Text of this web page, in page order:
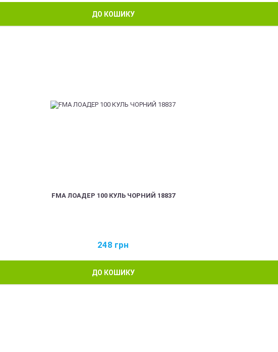
ДО КОШИКУ
FMA ЛОАДЕР 100 КУЛЬ ЧОРНИЙ 18837
248 грн
ДО КОШИКУ